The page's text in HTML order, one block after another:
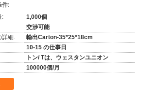
件:
:
1,000個
交渉可能
詳細:
輸出Carton-35*25*18cm
10-15 の仕事日
トン/ Tは、ウェスタンユニオン
100000個/月